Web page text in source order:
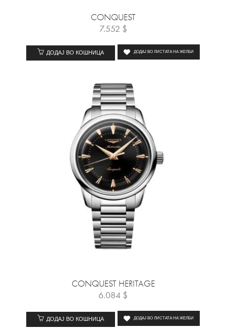
CONQUEST
7.552 $
ДОДАЈ ВО КОШНИЦА ДОДАЈ ВО ЛИСТАТА НА ЖЕЛБИ
CONQUEST HERITAGE
6.084 $
ДОДАЈ ВО КОШНИЦА ДОДАЈ ВО ЛИСТАТА НА ЖЕЛБИ